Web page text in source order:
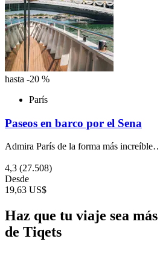
hasta -20 %
París
Paseos en barco por el Sena
Admira París de la forma más
4,3 (27.508)
Desde
19,63 US$
Haz que tu viaje sea
de Tiqets